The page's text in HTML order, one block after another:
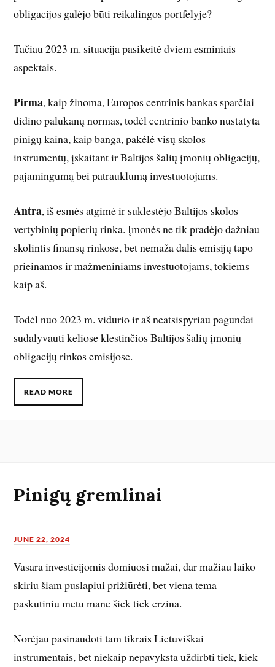
obligacijos galėjo būti reikalingos portfelyje?
Tačiau 2023 m. situacija pasikeitė dviem esminiais
aspektais.
Pirma, kaip žinoma, Europos centrinis bankas sparčiai
didino palūkanų normas, todėl centrinio banko nustatyta
pinigų kaina, kaip banga, pakėlė visų skolos
instrumentų, įskaitant ir Baltijos šalių įmonių obligacijų,
pajamingumą bei patrauklumą investuotojams.
Antra, iš esmės atgimė ir suklestėjo Baltijos skolos
vertybinių popierių rinka. Įmonės ne tik pradėjo dažniau
skolintis finansų rinkose, bet nemaža dalis emisijų tapo
prieinamos ir mažmeniniams investuotojams, tokiems
kaip aš.
Todėl nuo 2023 m. vidurio ir aš neatsispyriau pagundai
sudalyvauti keliose klestinčios Baltijos šalių įmonių
obligacijų rinkos emisijose.
READ MORE
Pinigų gremlinai
JUNE 22, 2024
Vasara investicijomis domiuosi mažai, dar mažiau laiko
skiriu šiam puslapiui prižiūrėti, bet viena tema
paskutiniu metu mane šiek tiek erzina.
Norėjau pasinaudoti tam tikrais Lietuviškai
instrumentais, bet niekaip nepavyksta uždirbti tiek, kiek